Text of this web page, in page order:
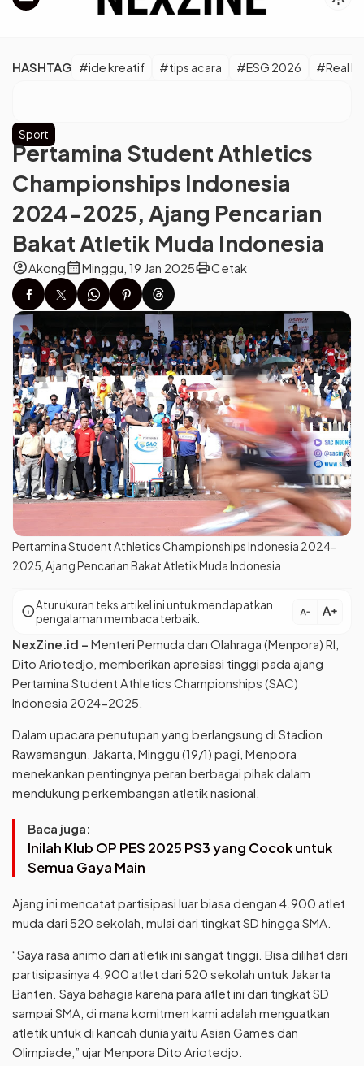
HASHTAG #ide kreatif #tips acara #ESG 2026 #Real
Sport
Pertamina Student Athletics
Championships Indonesia
2024-2025, Ajang Pencarian
Bakat Atletik Muda Indonesia
account_circleAkongcalendar_monthMinggu, 19 Jan 2025printCetak
Pertamina Student Athletics Championships Indonesia 2024-
2025, Ajang Pencarian Bakat Atletik Muda Indonesia
infoAtur ukuran teks artikel ini untuk mendapatkan
pengalaman membaca terbaik.
text_decrease text_increase
NexZine.id – Menteri Pemuda dan Olahraga (Menpora) RI,
Dito Ariotedjo, memberikan apresiasi tinggi pada ajang
Pertamina Student Athletics Championships (SAC)
Indonesia 2024-2025.
Dalam upacara penutupan yang berlangsung di Stadion
Rawamangun, Jakarta, Minggu (19/1) pagi, Menpora
menekankan pentingnya peran berbagai pihak dalam
mendukung perkembangan atletik nasional.
Baca juga:
Inilah Klub OP PES 2025 PS3 yang Cocok untuk
Semua Gaya Main
Ajang ini mencatat partisipasi luar biasa dengan 4.900 atlet
muda dari 520 sekolah, mulai dari tingkat SD hingga SMA.
“Saya rasa animo dari atletik ini sangat tinggi. Bisa dilihat dari
partisipasinya 4.900 atlet dari 520 sekolah untuk Jakarta
Banten. Saya bahagia karena para atlet ini dari tingkat SD
sampai SMA, di mana komitmen kami adalah menguatkan
atletik untuk di kancah dunia yaitu Asian Games dan
Olimpiade,” ujar Menpora Dito Ariotedjo.